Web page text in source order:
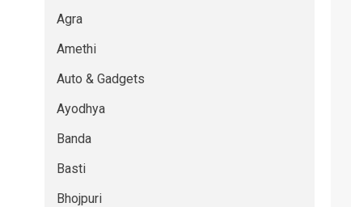
Agra
Amethi
Auto & Gadgets
Ayodhya
Banda
Basti
Bhojpuri